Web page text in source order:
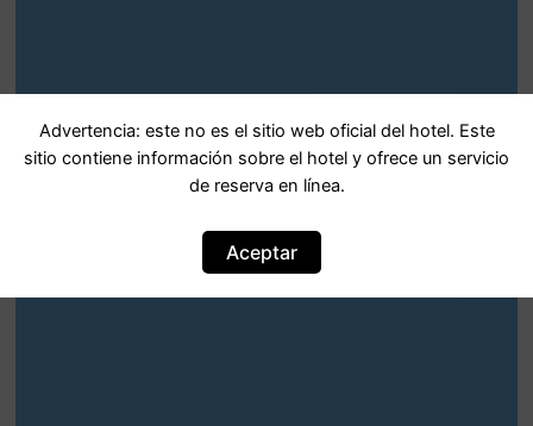
Advertencia: este no es el sitio web oficial del hotel. Este
sitio contiene información sobre el hotel y ofrece un servicio
de reserva en línea.
Aceptar